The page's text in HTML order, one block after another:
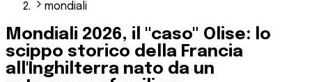
mondiali
Mondiali 2026, il "caso" Olise: lo
scippo storico della Francia
all'Inghilterra nato da un